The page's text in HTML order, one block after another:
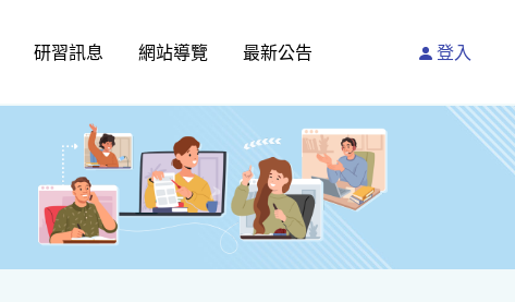
研習訊息 網站導覽 最新公告 登入